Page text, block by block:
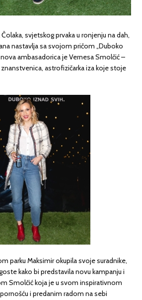
svjetskog prvaka u ronjenju na dah,
nastavlja sa svojom pričom „Duboko
nova ambasadorica je Vernesa Smolčić –
astrofizičarka iza koje stoje
parku Maksimir okupila svoje suradnike,
kako bi predstavila novu kampanju i
Smolčić koja je u svom inspirativnom
i predanim radom na sebi